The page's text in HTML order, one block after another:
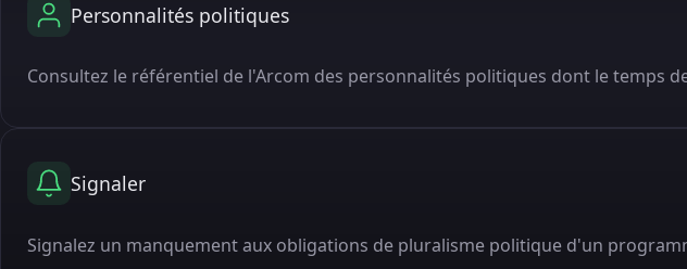
Personnalités politiques
Consultez le référentiel de l'Arcom des personnalités politiques dont le temps
Signaler
Signalez un manquement aux obligations de pluralisme politique d'un